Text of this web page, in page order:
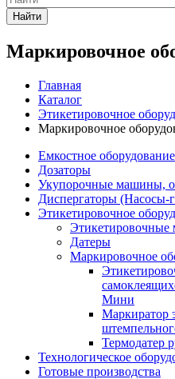
Найти
Маркировочное
Главная
Каталог
Этикетировочное
Маркировочное
Емкостное оборудование
Дозаторы
Укупорочные машины,
Диспергаторы (Насосы-
Этикетировочное
Датеры
Маркировочное
Мини
Маркиратор
Термодатер
Технологическое
Готовые производства